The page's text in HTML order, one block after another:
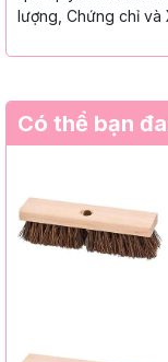
lượng, Chứng chỉ và
Có thể bạn